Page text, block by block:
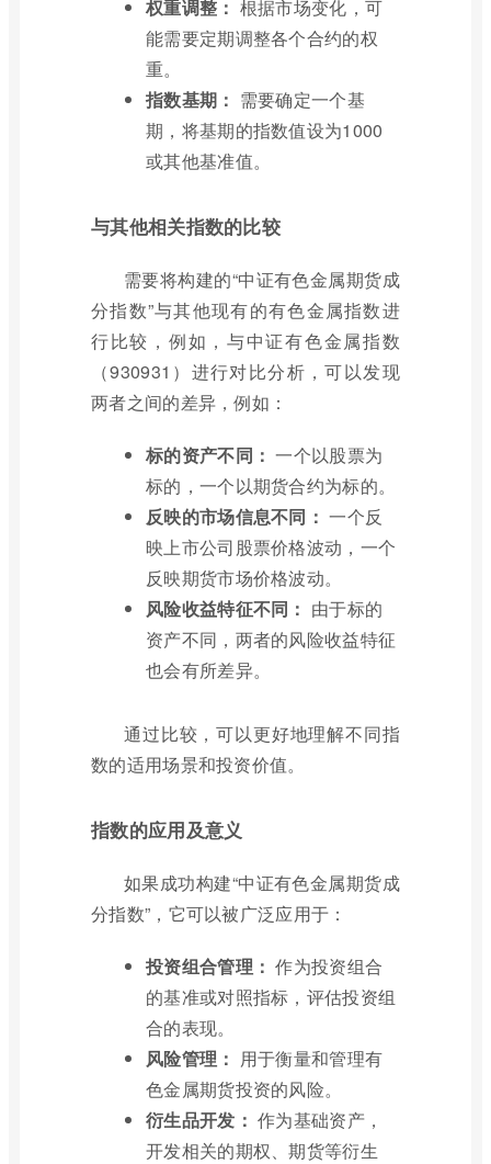
权重调整： 根据市场变化，可
能需要定期调整各个合约的权
重。
指数基期： 需要确定一个基
期，将基期的指数值设为1000
或其他基准值。
与其他相关指数的比较
需要将构建的“中证有色金属期货成
分指数”与其他现有的有色金属指数进
行比较，例如，与中证有色金属指数
（930931）进行对比分析，可以发现
两者之间的差异，例如：
标的资产不同： 一个以股票为
标的，一个以期货合约为标的。
反映的市场信息不同： 一个反
映上市公司股票价格波动，一个
反映期货市场价格波动。
风险收益特征不同： 由于标的
资产不同，两者的风险收益特征
也会有所差异。
通过比较，可以更好地理解不同指
数的适用场景和投资价值。
指数的应用及意义
如果成功构建“中证有色金属期货成
分指数”，它可以被广泛应用于：
投资组合管理： 作为投资组合
的基准或对照指标，评估投资组
合的表现。
风险管理： 用于衡量和管理有
色金属期货投资的风险。
衍生品开发： 作为基础资产，
开发相关的期权、期货等衍生